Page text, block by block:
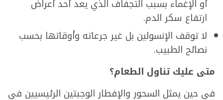
أو الإغماء بسبب التجفاف الذي يعد أحد أعراض
ارتفاع سكر الدم.
لا توقف الإنسولين بل غير جرعاته وأوقاتها بحسب
نصائح الطبيب.
متى عليك تناول الطعام؟
في حين يمثل السحور والإفطار الوجبتين الرئيسيين في